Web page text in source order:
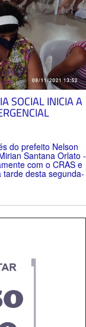
SOCIAL INICIA A
do prefeito Nelson
Santana Orlato -
com o CRAS e
desta segunda-